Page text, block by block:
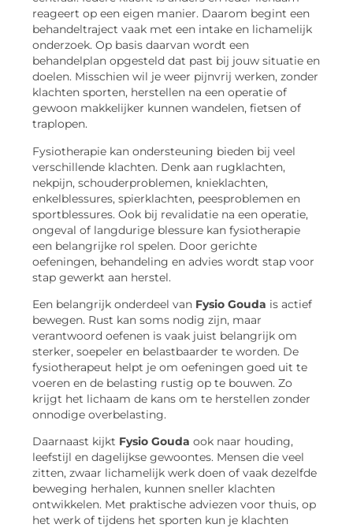
reageert op een eigen manier. Daarom begint een
behandeltraject vaak met een intake en lichamelijk
onderzoek. Op basis daarvan wordt een
behandelplan opgesteld dat past bij jouw situatie en
doelen. Misschien wil je weer pijnvrij werken, zonder
klachten sporten, herstellen na een operatie of
gewoon makkelijker kunnen wandelen, fietsen of
traplopen.
Fysiotherapie kan ondersteuning bieden bij veel
verschillende klachten. Denk aan rugklachten,
nekpijn, schouderproblemen, knieklachten,
enkelblessures, spierklachten, peesproblemen en
sportblessures. Ook bij revalidatie na een operatie,
ongeval of langdurige blessure kan fysiotherapie
een belangrijke rol spelen. Door gerichte
oefeningen, behandeling en advies wordt stap voor
stap gewerkt aan herstel.
Een belangrijk onderdeel van Fysio Gouda is actief
bewegen. Rust kan soms nodig zijn, maar
verantwoord oefenen is vaak juist belangrijk om
sterker, soepeler en belastbaarder te worden. De
fysiotherapeut helpt je om oefeningen goed uit te
voeren en de belasting rustig op te bouwen. Zo
krijgt het lichaam de kans om te herstellen zonder
onnodige overbelasting.
Daarnaast kijkt Fysio Gouda ook naar houding,
leefstijl en dagelijkse gewoontes. Mensen die veel
zitten, zwaar lichamelijk werk doen of vaak dezelfde
beweging herhalen, kunnen sneller klachten
ontwikkelen. Met praktische adviezen voor thuis, op
het werk of tijdens het sporten kun je klachten